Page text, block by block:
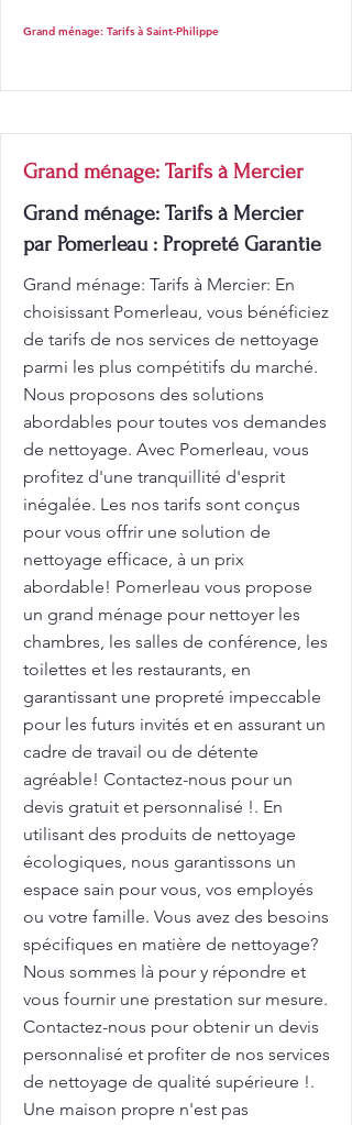
Grand ménage: Tarifs à Saint-Philippe
Grand ménage: Tarifs à Mercier
Grand ménage: Tarifs à Mercier
par Pomerleau : Propreté Garantie
Grand ménage: Tarifs à Mercier: En
choisissant Pomerleau, vous bénéficiez
de tarifs de nos services de nettoyage
parmi les plus compétitifs du marché.
Nous proposons des solutions
abordables pour toutes vos demandes
de nettoyage. Avec Pomerleau, vous
profitez d'une tranquillité d'esprit
inégalée. Les nos tarifs sont conçus
pour vous offrir une solution de
nettoyage efficace, à un prix
abordable! Pomerleau vous propose
un grand ménage pour nettoyer les
chambres, les salles de conférence, les
toilettes et les restaurants, en
garantissant une propreté impeccable
pour les futurs invités et en assurant un
cadre de travail ou de détente
agréable! Contactez-nous pour un
devis gratuit et personnalisé !. En
utilisant des produits de nettoyage
écologiques, nous garantissons un
espace sain pour vous, vos employés
ou votre famille. Vous avez des besoins
spécifiques en matière de nettoyage?
Nous sommes là pour y répondre et
vous fournir une prestation sur mesure.
Contactez-nous pour obtenir un devis
personnalisé et profiter de nos services
de nettoyage de qualité supérieure !.
Une maison propre n'est pas